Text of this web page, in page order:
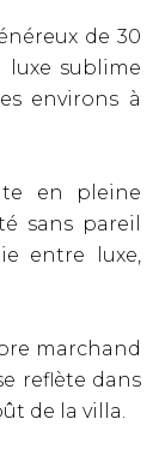
de 30
luxe sublime
environs à
en pleine
sans pareil
entre luxe,
marchand
reflète dans
de la villa.